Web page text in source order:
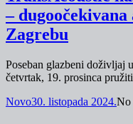
–
Zagrebu
Poseban glazbeni doživljaj
četvrtak, 19. prosinca
Novo30. listopada 2024.No